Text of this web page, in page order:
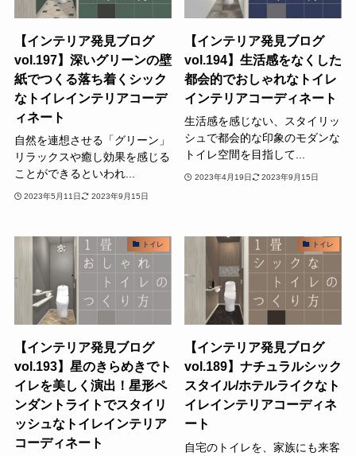
【インテリア発見ブログ
vol.197】深いグリーンの壁
紙でつくる落ち着くシック
なトイレインテリアコーデ
ィネート
自然を連想させる「グリーン」
リラックスや癒し効果を感じる
ことができるといわれ...
2023年5月11日 2023年9月15日
【インテリア発見ブログ
vol.194】生活感をなくした
都会的でおしゃれなトイレ
インテリアコーディネート
生活感を感じない、スタイリッ
シュで都会的な印象のモダンな
トイレ空間を目指して...
2023年4月19日 2023年9月15日
トイレ
【インテリア発見ブログ
vol.193】星のきらめきでト
イレを美しく演出！星形ペ
ンダントライトでスタイリ
ッシュなトイレインテリア
コーディネート
トイレ
【インテリア発見ブログ
vol.189】ナチュラルシック
スタイル/ホテルライクなト
イレインテリアコーディネ
ート
自宅のトイレを、家族にも来客